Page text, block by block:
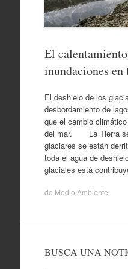
El
inundaciones
El deshielo de los
desbordamiento de
que el cambio
del mar. La Tierra se
glaciares se están
toda el agua de
glaciales está
de Medio Ambiente
BUSCA UNA